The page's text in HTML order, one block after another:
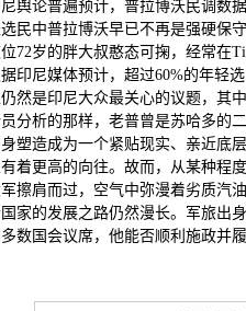
舆论普遍预计，普拉博沃民调数
民中普拉博沃早已不再是强硬保
72岁的胖大叔憨态可掬，经常
印尼媒体预计，超过60%的年轻
然是印尼大众最关心的议题，其
分析的那样，老普曾是苏哈多
塑造成为一个紧贴现实、亲近底
着更高的向往。故而，从某种程
擦肩而过，空气中弥漫着劣质
家的发展之路仍然漫长。军旅出
数国会议席，他能否顺利施政并